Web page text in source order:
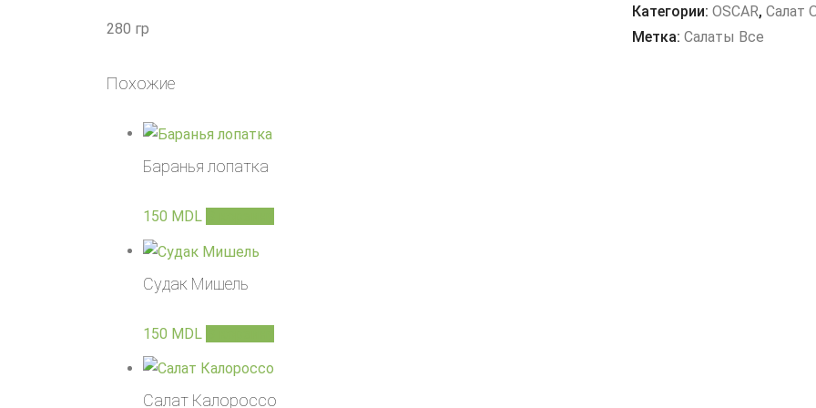
Категории:OSCAR,Салат
Метка:Салаты Все
280 гр
Похожие
Баранья лопатка
150 MDL
Судак Мишель
150 MDL
Салат Калороссо